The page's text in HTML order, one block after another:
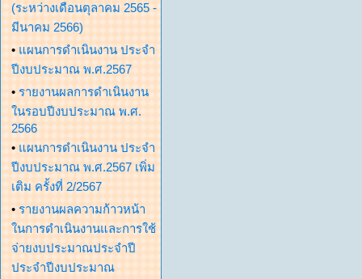
(ระหว่างเดือนตุลาคม 2565 -
มีนาคม 2566)
• แผนการดำเนินงาน ประจำ
ปีงบประมาณ พ.ศ.2567
• รายงานผลการดำเนินงาน
ในรอบปีงบประมาณ พ.ศ.
2566
• แผนการดำเนินงาน ประจำ
ปีงบประมาณ พ.ศ.2567 เพิ่ม
เติม ครั้งที่ 2/2567
• รายงานผลความก้าวหน้า
ในการดำเนินงานและการใช้
จ่ายงบประมาณประจำปี
ประจำปีงบประมาณ